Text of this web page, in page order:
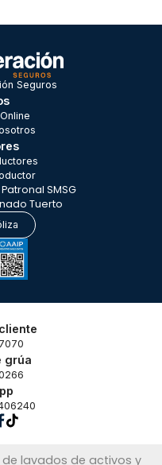
Seguros
SMSG
Tuerto
grúa
de lavados de activos y